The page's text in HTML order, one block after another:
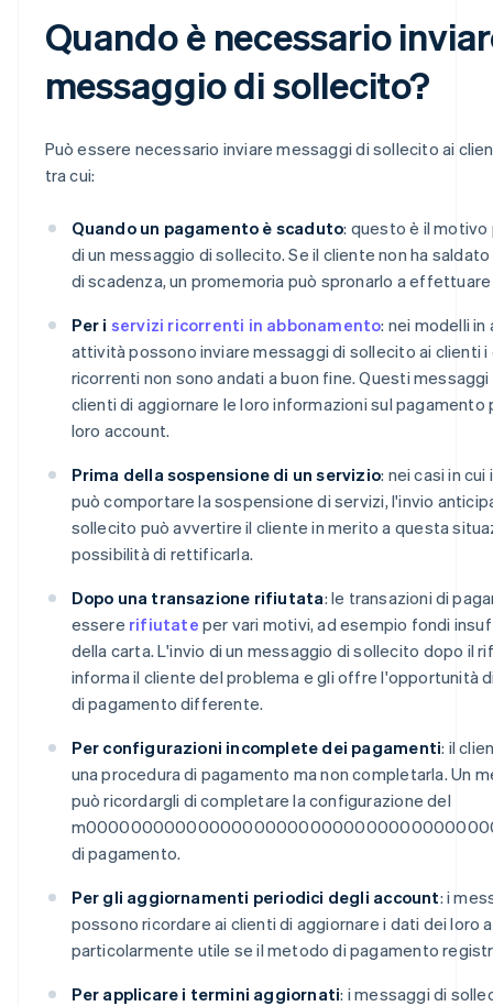
Quando è necessario
messaggio di sollecito?
Può essere necessario inviare messaggi di sollecito ai
tra cui:
Quando un pagamento è scaduto: questo è il motivo
di un messaggio di sollecito. Se il cliente non ha
di scadenza, un promemoria può spronarlo a
Per i servizi ricorrenti in abbonamento: nei modelli
attività possono inviare messaggi di sollecito ai clienti i
ricorrenti non sono andati a buon fine. Questi
clienti di aggiornare le loro informazioni sul
loro account.
Prima della sospensione di un servizio: nei casi in
può comportare la sospensione di servizi, l'invio
sollecito può avvertire il cliente in merito a questa
possibilità di rettificarla.
Dopo una transazione rifiutata: le transazioni di
essere rifiutate per vari motivi, ad esempio fondi
della carta. L'invio di un messaggio di sollecito dopo il
informa il cliente del problema e gli offre l'opportunità
di pagamento differente.
Per configurazioni incomplete dei pagamenti: il
una procedura di pagamento ma non completarla. Un
può ricordargli di completare la configurazione del
di pagamento.
Per gli aggiornamenti periodici degli account: i
possono ricordare ai clienti di aggiornare i dati dei loro
particolarmente utile se il metodo di pagamento
Per applicare i termini aggiornati: i messaggi di